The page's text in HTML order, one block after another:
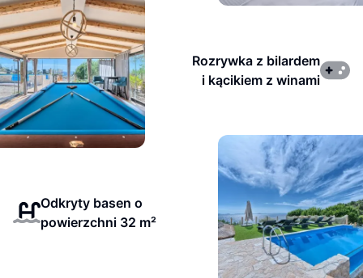
Rozrywka z bilardem
i kącikiem z winami
Odkryty basen o
powierzchni 32 m²